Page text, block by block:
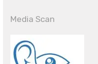
Media Scan